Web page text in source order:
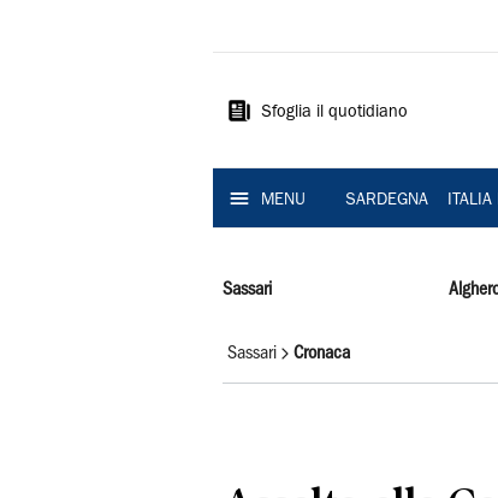
Sardegna
Sfoglia il quotidiano
MENU SARDEGNA ITALIA
Sassari
Sassari Cronaca